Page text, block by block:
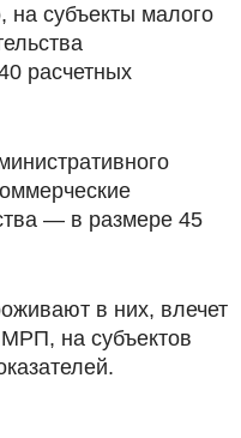
субъекты малого
расчетных
— в размере 45
в них, влечет
на субъектов